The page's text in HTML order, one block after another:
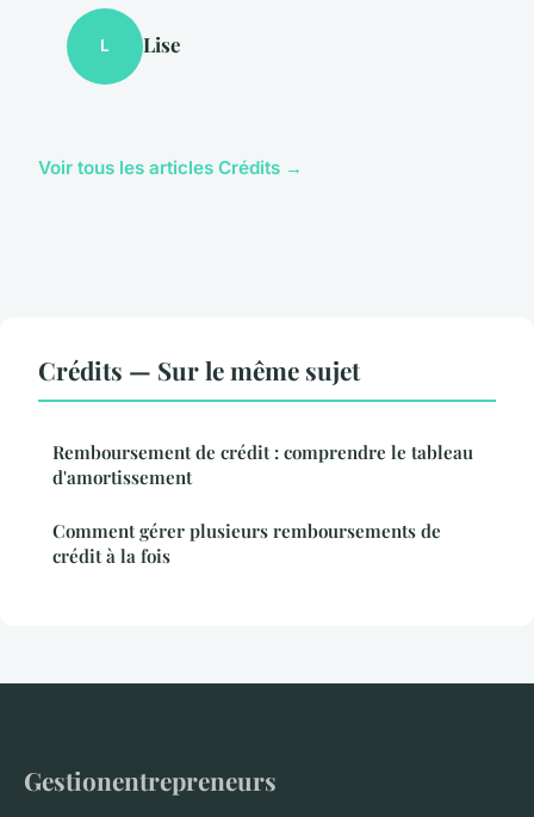
L Lise
Voir tous les articles Crédits →
Crédits — Sur le même sujet
Remboursement de crédit : comprendre le tableau
d'amortissement
Comment gérer plusieurs remboursements de
crédit à la fois
Gestionentrepreneurs